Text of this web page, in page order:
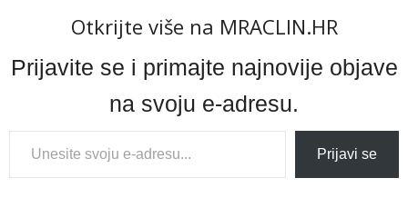
Otkrijte više na MRACLIN.HR
Prijavite se i primajte najnovije objave
na svoju e-adresu.
Type
your
Prijavi se